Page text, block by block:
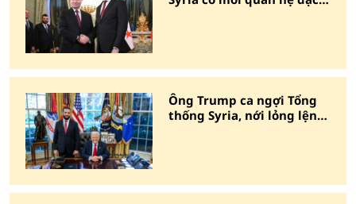
Ông Trump ca ngợi Tổng
thống Syria, nới lỏng lệnh